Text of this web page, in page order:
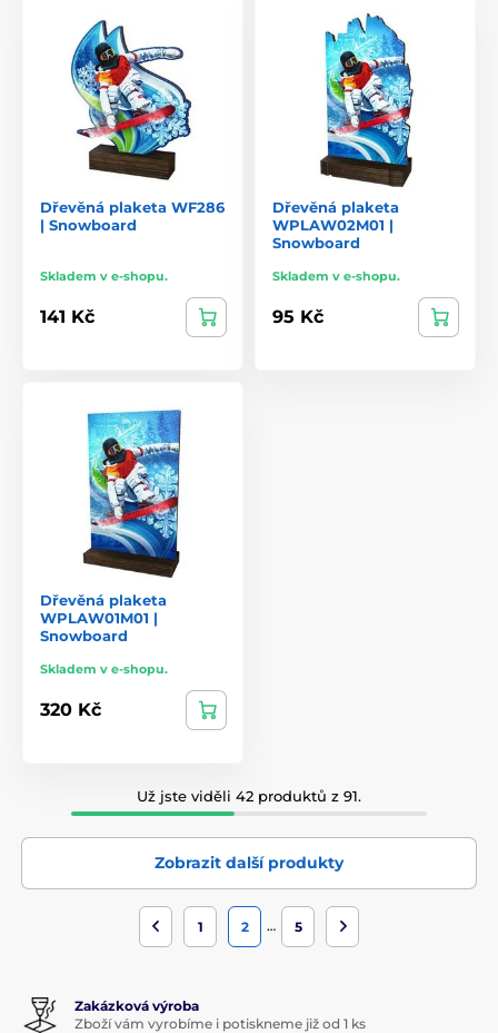
Dřevěná plaketa WF286
| Snowboard
Skladem v e-shopu.
141 Kč
Dřevěná plaketa
WPLAW02M01 |
Snowboard
Skladem v e-shopu.
95 Kč
Dřevěná plaketa
WPLAW01M01 |
Snowboard
Skladem v e-shopu.
320 Kč
Už jste viděli 42 produktů z 91.
Zobrazit další produkty
1 2 … 5
Zakázková výroba
Zboží vám vyrobíme i potiskneme již od 1 ks